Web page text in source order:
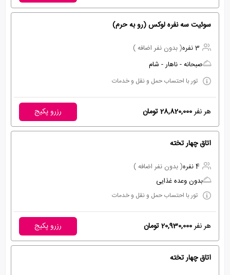
سوئیت سه نفره لوکس (رو به حرم)
3 نفره
( بدون نفر اضافه )
صبحانه - ناهار - شام
تور با احتساب حمل و نقل و خدمات
هر نفر28,820,000 تومان رزرو پکیج
اتاق چهار تخته
4 نفره
( بدون نفر اضافه )
بدون وعده غذایی
تور با احتساب حمل و نقل و خدمات
هر نفر20,930,000 تومان رزرو پکیج
اتاق چهار تخته